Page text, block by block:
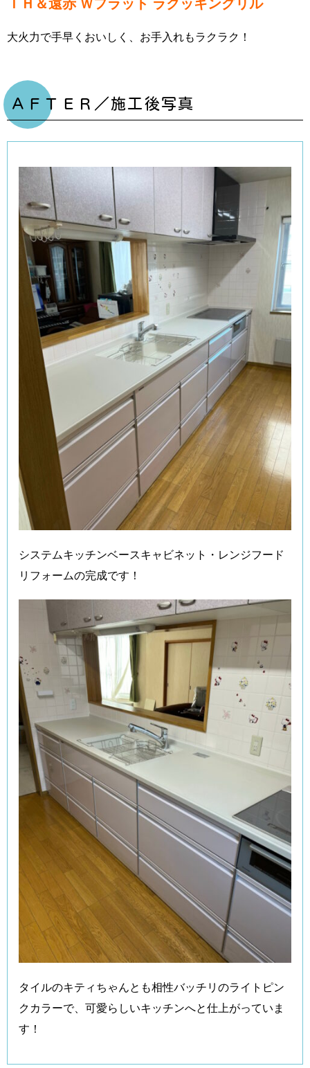
大火力で手早くおいしく、お手入れもラクラク！
ＡＦＴＥＲ／施工後写真
システムキッチンベースキャビネット・レンジフード
リフォームの完成です！
タイルのキティちゃんとも相性バッチリのライトピン
クカラーで、可愛らしいキッチンへと仕上がっていま
す！